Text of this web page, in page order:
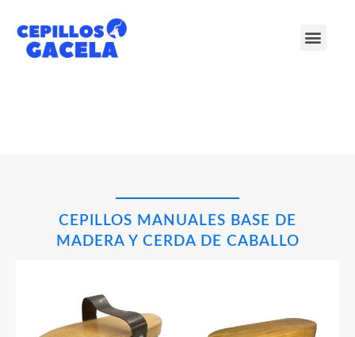
CEPILLOS MANUALES BASE DE
MADERA Y CERDA DE CABALLO